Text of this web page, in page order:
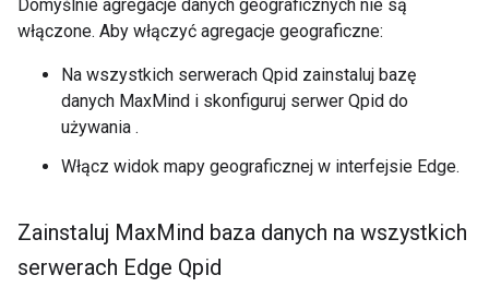
Domyślnie agregacje danych geograficznych nie są
włączone. Aby włączyć agregacje geograficzne:
Na wszystkich serwerach Qpid zainstaluj bazę
danych MaxMind i skonfiguruj serwer Qpid do
używania .
Włącz widok mapy geograficznej w interfejsie Edge.
Zainstaluj MaxMind baza danych na wszystkich
serwerach Edge Qpid